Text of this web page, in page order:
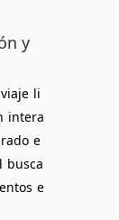
y
viaje li
intera
e
busca
e